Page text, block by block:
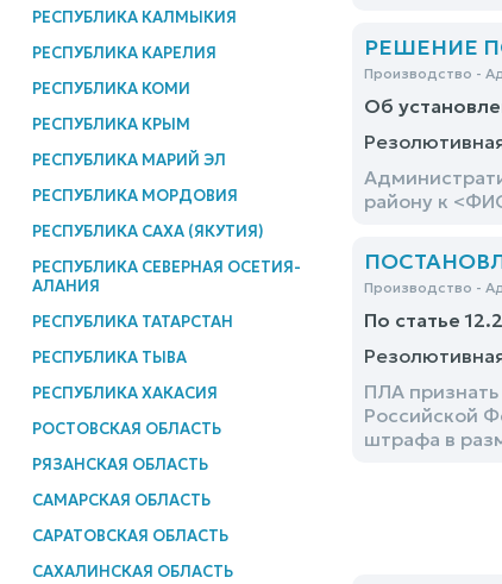
РЕСПУБЛИКА КАЛМЫКИЯ
РЕСПУБЛИКА КАРЕЛИЯ
РЕСПУБЛИКА КОМИ
РЕСПУБЛИКА КРЫМ
РЕСПУБЛИКА МАРИЙ ЭЛ
РЕСПУБЛИКА МОРДОВИЯ
РЕСПУБЛИКА САХА (ЯКУТИЯ)
РЕСПУБЛИКА СЕВЕРНАЯ ОСЕТИЯ-
АЛАНИЯ
РЕСПУБЛИКА ТАТАРСТАН
РЕСПУБЛИКА ТЫВА
РЕСПУБЛИКА ХАКАСИЯ
РОСТОВСКАЯ ОБЛАСТЬ
РЯЗАНСКАЯ ОБЛАСТЬ
САМАРСКАЯ ОБЛАСТЬ
САРАТОВСКАЯ ОБЛАСТЬ
САХАЛИНСКАЯ ОБЛАСТЬ
РЕШЕНИЕ
Производство -
Об
району к
Производство -
По статье
ПЛА
Российской
штрафа в